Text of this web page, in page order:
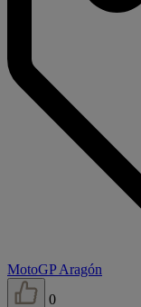
MotoGP Aragón
0